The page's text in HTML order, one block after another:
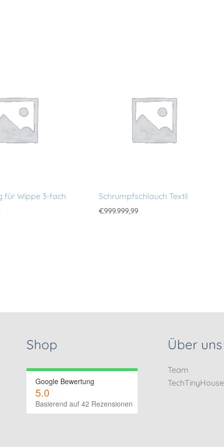
für Wippe 3-fach Schrumpfschlauch Textil
€999.999,99
Shop
Google Bewertung
5.0
Basierend auf 42 Rezensionen
Über uns
Team
TechTinyHouse